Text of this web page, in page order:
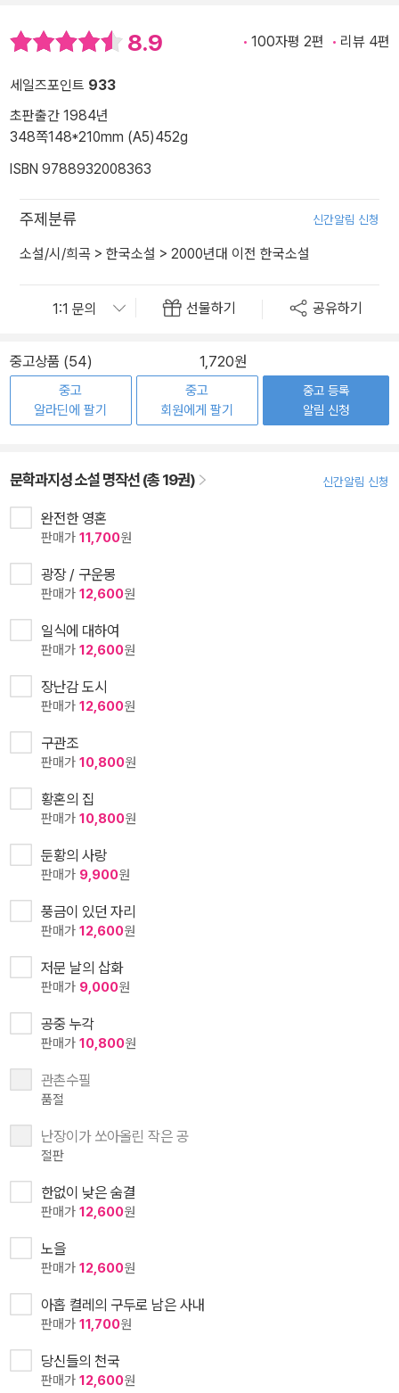
8.9 100자평 2편 리뷰 4편
세일즈포인트 933
초판출간 1984년
348쪽148*210mm (A5)452g
ISBN 9788932008363
주제분류 신간알림 신청
소설/시/희곡 > 한국소설 > 2000년대 이전 한국소설
선물하기 공유하기
중고상품 (54) 1,720원
중고
알라딘에 팔기
중고
회원에게 팔기
중고 등록
알림 신청
문학과지성 소설 명작선 (총 19권) 신간알림 신청
완전한 영혼
판매가 11,700원
광장 / 구운몽
판매가 12,600원
일식에 대하여
판매가 12,600원
장난감 도시
판매가 12,600원
구관조
판매가 10,800원
황혼의 집
판매가 10,800원
둔황의 사랑
판매가 9,900원
풍금이 있던 자리
판매가 12,600원
저문 날의 삽화
판매가 9,000원
공중 누각
판매가 10,800원
관촌수필
품절
난장이가 쏘아올린 작은 공
절판
한없이 낮은 숨결
판매가 12,600원
노을
판매가 12,600원
아홉 켤레의 구두로 남은 사내
판매가 11,700원
당신들의 천국
판매가 12,600원